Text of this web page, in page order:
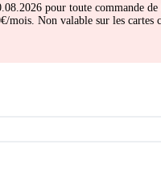
pour toute commande
Non valable sur les cartes